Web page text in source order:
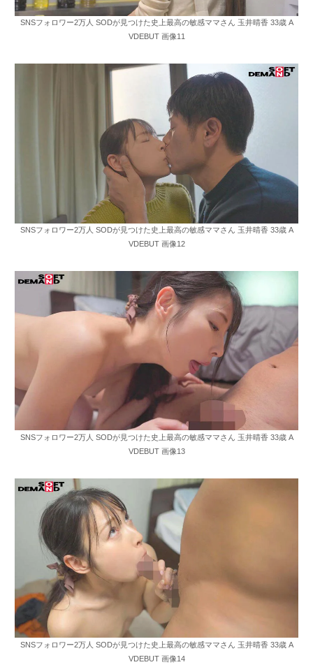
SNSフォロワー2万人 SODが見つけた史上最高の敏感ママさん 玉井晴香 33歳 A
VDEBUT 画像11
SNSフォロワー2万人 SODが見つけた史上最高の敏感ママさん 玉井晴香 33歳 A
VDEBUT 画像12
SNSフォロワー2万人 SODが見つけた史上最高の敏感ママさん 玉井晴香 33歳 A
VDEBUT 画像13
SNSフォロワー2万人 SODが見つけた史上最高の敏感ママさん 玉井晴香 33歳 A
VDEBUT 画像14